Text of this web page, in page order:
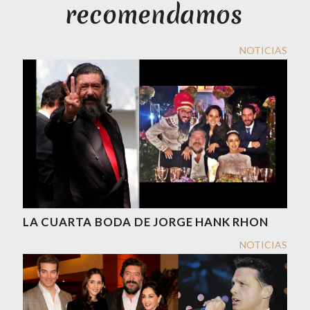
NOTICIAS
LA CUARTA BODA DE JORGE HANK RHON
NOTICIAS